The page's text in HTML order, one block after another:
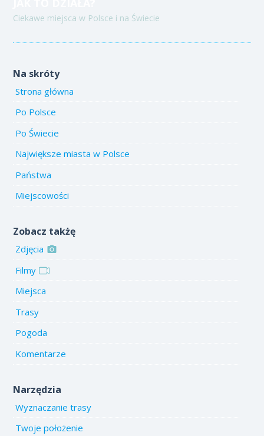
Ciekawe miejsca w Polsce i na Świecie
Na skróty
Strona główna
Po Polsce
Po Świecie
Największe miasta w Polsce
Państwa
Miejscowości
Zobacz takżę
Zdjęcia
Filmy
Miejsca
Trasy
Pogoda
Komentarze
Narzędzia
Wyznaczanie trasy
Twoje położenie